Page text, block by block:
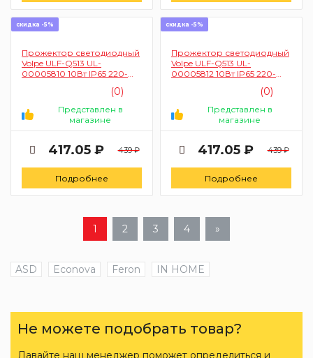
скидка -5%
Прожектор светодиодный
Volpe ULF-Q513 UL-
00005810 10Вт IP65 220-
(0)
Представлен в
магазине
417.05 ₽ 439 ₽
Подробнее
скидка -5%
Прожектор светодиодный
Volpe ULF-Q513 UL-
00005812 10Вт IP65 220-
(0)
Представлен в
магазине
417.05 ₽ 439 ₽
Подробнее
1 2 3 4 »
ASD Econova Feron IN HOME
Не можете подобрать товар?